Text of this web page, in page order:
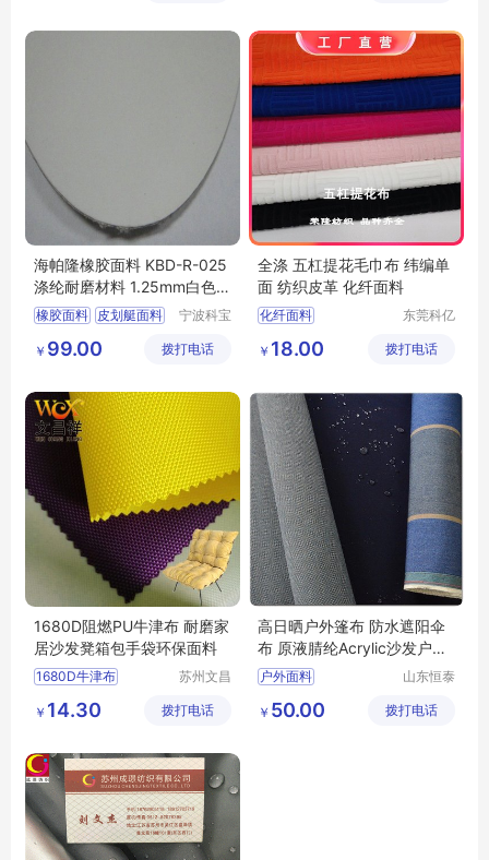
海帕隆橡胶面料 KBD-R-025
涤纶耐磨材料 1.25mm白色皮
划艇面料
橡胶面料 皮划艇面料
海帕隆橡胶面料
宁波科宝
有限公司
￥ 99.00 拨打电话
全涤 五杠提花毛巾布 纬编单
面 纺织皮革 化纤面料
化纤面料
东莞科亿
公司
￥ 18.00 拨打电话
1680D阻燃PU牛津布 耐磨家
居沙发凳箱包手袋环保面料
1680D牛津布
箱包面料
苏州文昌
有限公司
￥ 14.30 拨打电话
高日晒户外篷布 防水遮阳伞
布 原液腈纶Acrylic沙发户外
面料厂家
户外面料
亚克力面料
山东恒泰
公司
￥ 50.00 拨打电话